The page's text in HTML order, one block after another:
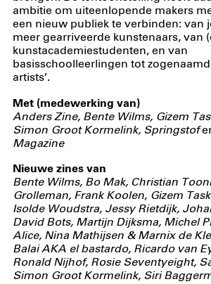
ambitie om uiteenlopende makers
een nieuw publiek te verbinden: van
meer gearriveerde kunstenaars, van
kunstacademiestudenten, en van
basisschoolleerlingen tot
artists’.
Met (medewerking van)
Anders Zine, Bente Wilms, Gizem
Simon Groot Kormelink, Springstof
Magazine
Nieuwe zines van
Bente Wilms, Bo Mak, Christian
Grolleman, Frank Koolen, Gizem
Isolde Woudstra, Jessy Rietdijk,
David Bots, Martijn Dijksma, Michel
Alice, Nina Mathijsen & Marnix de
Balai AKA el bastardo, Ricardo van
Ronald Nijhof, Rosie Seventyeight,
Simon Groot Kormelink, Siri